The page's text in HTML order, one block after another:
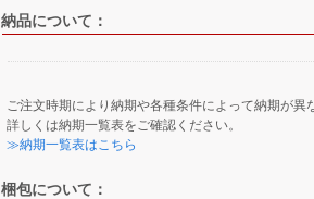
納品について：
ご注文時期により納期や各種条件によって納期が異
詳しくは納期一覧表をご確認ください。
≫納期一覧表はこちら
梱包について：